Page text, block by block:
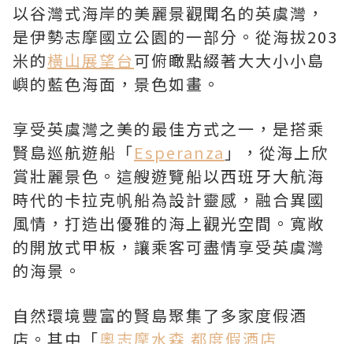
以谷灣式海岸的美麗景觀聞名的英虞灣，
是伊勢志摩國立公園的一部分。從海拔203
米的橫山展望台可俯瞰點綴著大大小小島
嶼的藍色海面，景色如畫。
享受英虞灣之美的最佳方式之一，是搭乘
賢島巡航遊船「Esperanza 」，從海上欣
賞壯麗景色。這艘遊覽船以西班牙大航海
時代的卡拉克帆船為設計靈感，融合異國
風情，打造出優雅的海上觀光空間。寬敞
的開放式甲板，讓乘客可盡情享受英虞灣
的海景。
自然環境豐富的賢島聚集了多家度假酒
店。其中「奧志摩水森 都度假酒店